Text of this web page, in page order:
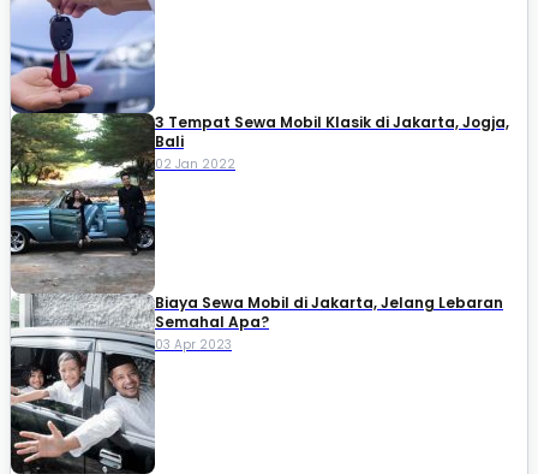
3 Tempat Sewa Mobil Klasik di Jakarta, Jogja,
Bali
02 Jan 2022
Biaya Sewa Mobil di Jakarta, Jelang Lebaran
Semahal Apa?
03 Apr 2023